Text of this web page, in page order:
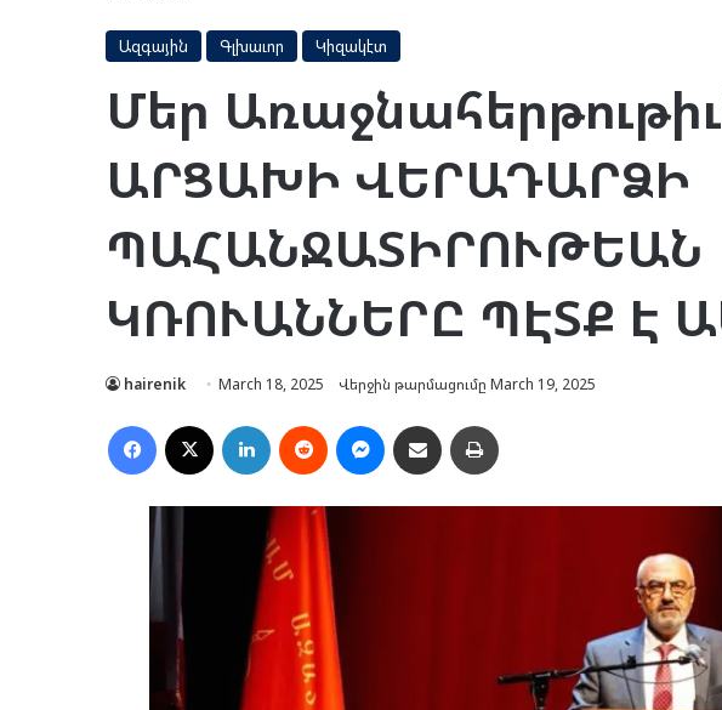
Ազգային Գլխաւոր Կիզակէտ
Մեր
ԱՐՑԱԽԻ ՎԵՐԱԴԱՐՁԻ
ՊԱՀԱՆՋԱՏԻՐՈՒԹԵԱՆ
ԿՌՈՒԱՆՆԵՐԸ ՊԷՏՔ Է
hairenik March 18, 2025 Վերջին թարմացումը March 19, 2025
Facebook LinkedIn Reddit MessengerՈւղարկել նամակ